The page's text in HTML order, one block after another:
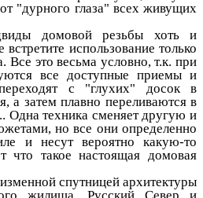
"дурного глаза" всех живущих
домовой резьбы хоть и
использование только
Все это весьма условно, т.к. при
все доступные приемы и
с "глухих" досок в
а затем плавно переливаются в
Одна техника сменяет другую и
но все они определенно
и несут вероятно какую-то
что такое настоящая домовая
спутницей архитектуры